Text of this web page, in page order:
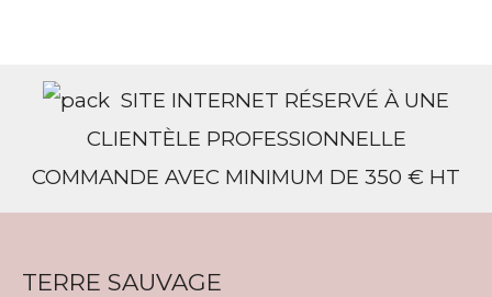
SITE INTERNET RÉSERVÉ À UNE
CLIENTÈLE PROFESSIONNELLE
COMMANDE AVEC MINIMUM DE 350 € HT
TERRE SAUVAGE